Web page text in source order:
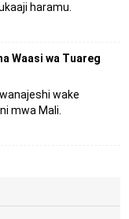
haramu.
Waasi wa Tuareg
wake
mwa Mali.